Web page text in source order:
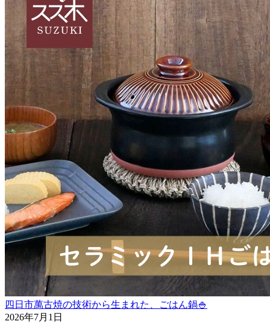
四日市萬古焼の技術から生まれた、ごはん鍋🍚
2026年7月1日